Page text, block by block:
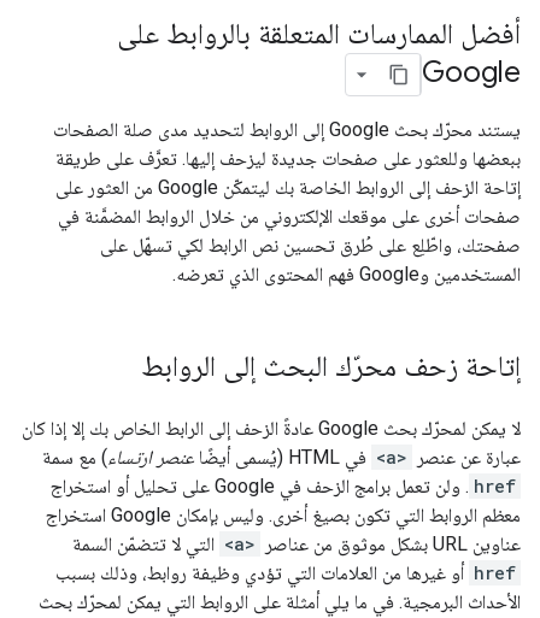
أفضل الممارسات المتعلقة بالروابط على
Google
يستند محرّك بحث Google إلى الروابط لتحديد مدى صلة الصفحات
ببعضها وللعثور على صفحات جديدة ليزحف إليها. تعرَّف على طريقة
إتاحة الزحف إلى الروابط الخاصة بك ليتمكّن Google من العثور على
صفحات أخرى على موقعك الإلكتروني من خلال الروابط المضمَّنة في
صفحتك، واطّلِع على طُرق تحسين نص الرابط لكي تسهّل على
المستخدمين وGoogle فهم المحتوى الذي تعرضه.
إتاحة زحف محرّك البحث إلى الروابط
لا يمكن لمحرّك بحث Google عادةً الزحف إلى الرابط الخاص بك إلا إذا كان
عبارة عن عنصر
<a> في HTML (يُسمى أيضًا عنصر ارتساء) مع سمة
href
. ولن تعمل برامج الزحف في Google على تحليل أو استخراج
معظم الروابط التي تكون بصيغ أخرى. وليس بإمكان Google استخراج
عناوين URL بشكل موثوق من عناصر
<a> التي لا تتضمّن السمة
href أو غيرها من العلامات التي تؤدي وظيفة روابط، وذلك بسبب
الأحداث البرمجية. في ما يلي أمثلة على الروابط التي يمكن لمحرّك بحث